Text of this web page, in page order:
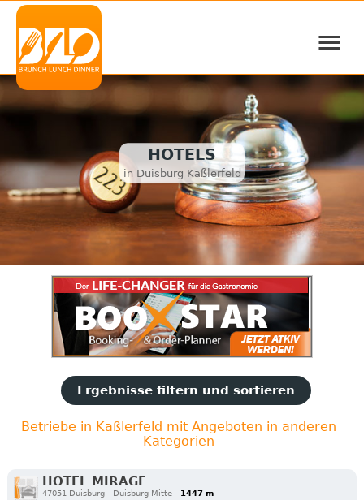
≡
HOTELS
in Duisburg Kaßlerfeld
Ergebnisse filtern und sortieren
Betriebe in Kaßlerfeld mit Angeboten in anderen
Kategorien
HOTEL MIRAGE
47051 Duisburg - Duisburg Mitte 1447 m